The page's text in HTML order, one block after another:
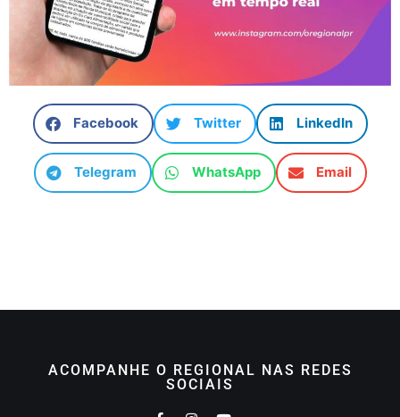
Facebook Twitter LinkedIn
Telegram WhatsApp Email
ACOMPANHE O REGIONAL NAS REDES
SOCIAIS